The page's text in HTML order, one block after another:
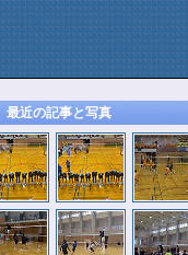
最近の記事と写真